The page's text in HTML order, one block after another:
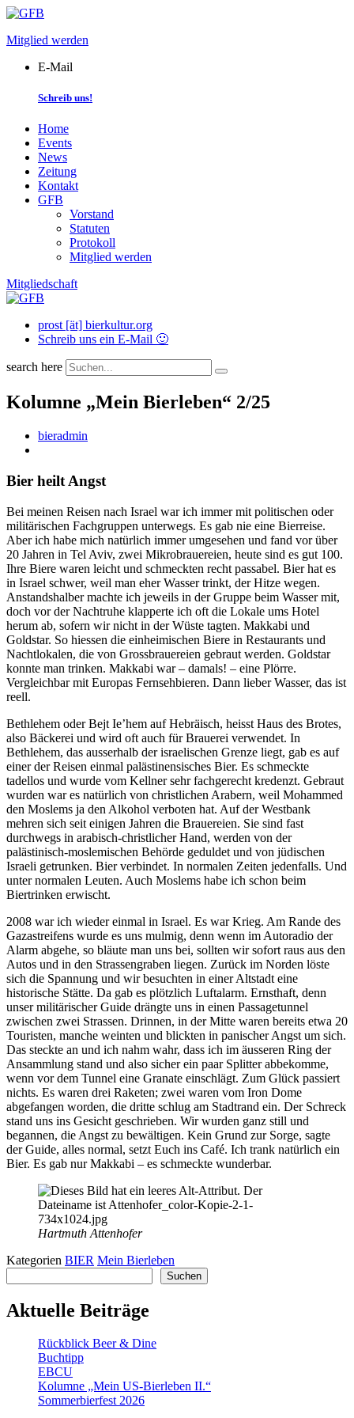
Skip
content
Mitglied werden
E-Mail
Schreib uns!
Home
Events
News
Zeitung
Kontakt
GFB
Vorstand
Statuten
Protokoll
Mitglied werden
Mitgliedschaft
prost [ät] bierkultur.org
Schreib uns ein E-Mail 🙂
search here
Kolumne „Mein Bierleben“ 2/25
bieradmin
Bier heilt Angst
Bei meinen Reisen nach Israel war ich immer mit politischen oder
militärischen Fachgruppen unterwegs. Es gab nie eine Bierreise.
Aber ich habe mich natürlich immer umgesehen und fand vor über
20 Jahren in Tel Aviv, zwei Mikrobrauereien, heute sind es gut 100.
Ihre Biere waren leicht und schmeckten recht passabel. Bier hat es
in Israel schwer, weil man eher Wasser trinkt, der Hitze wegen.
Anstandshalber machte ich jeweils in der Gruppe beim Wasser mit,
doch vor der Nachtruhe klapperte ich oft die Lokale ums Hotel
herum ab, sofern wir nicht in der Wüste tagten. Makkabi und
Goldstar. So hiessen die einheimischen Biere in Restaurants und
Nachtlokalen, die von Grossbrauereien gebraut werden. Goldstar
konnte man trinken. Makkabi war – damals! – eine Plörre.
Vergleichbar mit Europas Fernsehbieren. Dann lieber Wasser, das ist
reell.
Bethlehem oder Bejt Ie’hem auf Hebräisch, heisst Haus des Brotes,
also Bäckerei und wird oft auch für Brauerei verwendet. In
Bethlehem, das ausserhalb der israelischen Grenze liegt, gab es auf
einer der Reisen einmal palästinensisches Bier. Es schmeckte
tadellos und wurde vom Kellner sehr fachgerecht kredenzt. Gebraut
wurden war es natürlich von christlichen Arabern, weil Mohammed
den Moslems ja den Alkohol verboten hat. Auf der Westbank
mehren sich seit einigen Jahren die Brauereien. Sie sind fast
durchwegs in arabisch-christlicher Hand, werden von der
palästinisch-moslemischen Behörde geduldet und von jüdischen
Israeli getrunken. Bier verbindet. In normalen Zeiten jedenfalls. Und
unter normalen Leuten. Auch Moslems habe ich schon beim
Biertrinken erwischt.
2008 war ich wieder einmal in Israel. Es war Krieg. Am Rande des
Gazastreifens wurde es uns mulmig, denn wenn im Autoradio der
Alarm abgehe, so bläute man uns bei, sollten wir sofort raus aus den
Autos und in den Strassengraben liegen. Zurück im Norden löste
sich die Spannung und wir besuchten in einer Altstadt eine
historische Stätte. Da gab es plötzlich Luftalarm. Ernsthaft, denn
unser militärischer Guide drängte uns in einen Passagetunnel
zwischen zwei Strassen. Drinnen, in der Mitte waren bereits etwa 20
Touristen, manche weinten und blickten in panischer Angst um sich.
Das steckte an und ich nahm wahr, dass ich im äusseren Ring der
Ansammlung stand und also sicher ein paar Splitter abbekomme,
wenn vor dem Tunnel eine Granate einschlägt. Zum Glück passiert
nichts. Es waren drei Raketen; zwei waren vom Iron Dome
abgefangen worden, die dritte schlug am Stadtrand ein. Der Schreck
stand uns ins Gesicht geschrieben. Wir wurden ganz still und
begannen, die Angst zu bewältigen. Kein Grund zur Sorge, sagte
der Guide, alles normal, setzt Euch ins Café. Ich trank natürlich ein
Bier. Es gab nur Makkabi – es schmeckte wunderbar.
Hartmuth Attenhofer
Kategorien BIER Mein Bierleben
Suchen
Aktuelle Beiträge
Rückblick Beer & Dine
Buchtipp
EBCU
Kolumne „Mein US-Bierleben II.“
Sommerbierfest 2026